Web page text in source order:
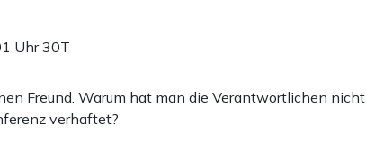
Uhr30T
Freund. Warum hat man die Verantwortlichen nicht
verhaftet?